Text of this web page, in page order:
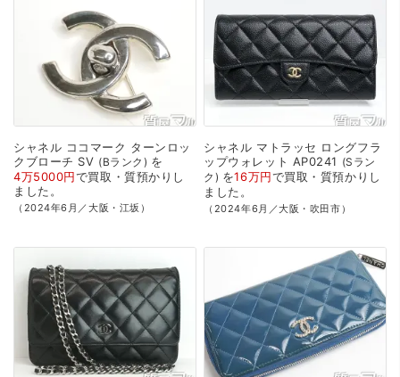
シャネル ココマーク ターンロッ
クブローチ SV Bランク
を
4万5000円で買取・質預かり し
ました。
（2024年6月／大阪・江坂）
シャネル マトラッセ ロングフラ
ップウォレット AP0241
Sラン
ク
を16万円で買取・質預かり し
ました。
（2024年6月／大阪・吹田市）